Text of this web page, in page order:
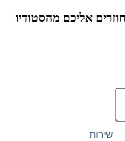
אליכם מהסטודיו
שירות